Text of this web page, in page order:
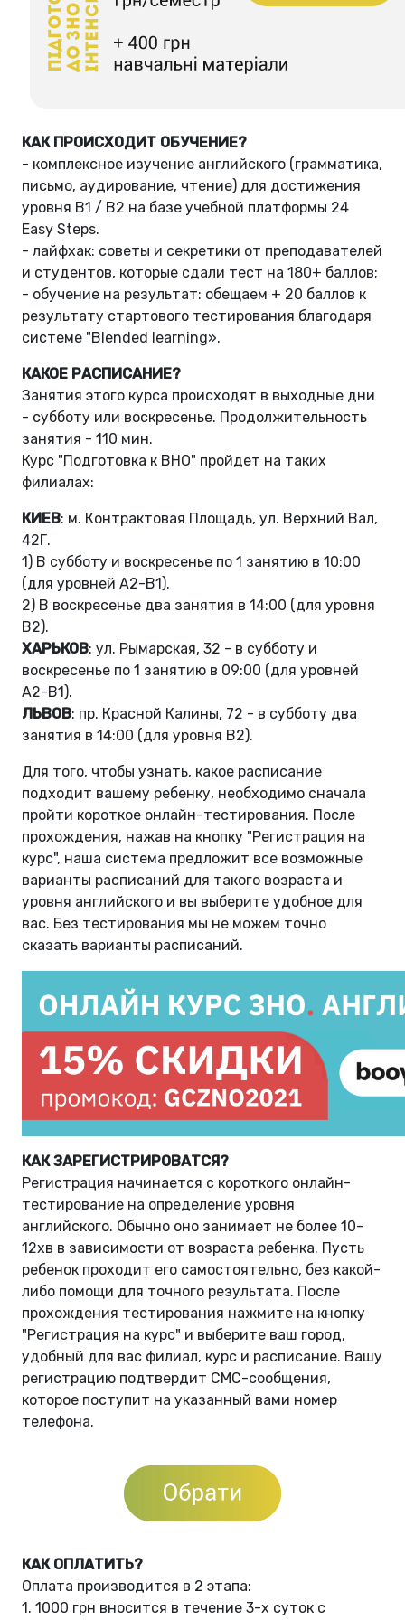
КАК ПРОИСХОДИТ ОБУЧЕНИЕ?
- комплексное изучение английского (грамматика,
письмо, аудирование, чтение) для достижения
уровня B1 / В2 на базе учебной платформы 24
Easy Steps.
- лайфхак: советы и секретики от преподавателей
и студентов, которые сдали тест на 180+ баллов;
- обучение на результат: обещаем + 20 баллов к
результату стартового тестирования благодаря
системе "Blended learning».
КАКОЕ РАСПИСАНИЕ?
Занятия этого курса происходят в выходные дни
- субботу или воскресенье. Продолжительность
занятия - 110 мин.
Курс "Подготовка к ВНО" пройдет на таких
филиалах:
КИЕВ: м. Контрактовая Площадь, ул. Верхний Вал,
42Г.
1) В субботу и воскресенье по 1 занятию в 10:00
(для уровней А2-B1).
2) В воскресенье два занятия в 14:00 (для уровня
B2).
ХАРЬКОВ: ул. Рымарская, 32 - в субботу и
воскресенье по 1 занятию в 09:00 (для уровней
A2-B1).
ЛЬВОВ: пр. Красной Калины, 72 - в субботу два
занятия в 14:00 (для уровня B2).
Для того, чтобы узнать, какое расписание
подходит вашему ребенку, необходимо сначала
пройти короткое онлайн-тестирования. После
прохождения, нажав на кнопку "Регистрация на
курс", наша система предложит все возможные
варианты расписаний для такого возраста и
уровня английского и вы выберите удобное для
вас. Без тестирования мы не можем точно
сказать варианты расписаний.
КАК ЗАРЕГИСТРИРОВАТСЯ?
Регистрация начинается с короткого онлайн-
тестирование на определение уровня
английского. Обычно оно занимает не более 10-
12хв в зависимости от возраста ребенка. Пусть
ребенок проходит его самостоятельно, без какой-
либо помощи для точного результата. После
прохождения тестирования нажмите на кнопку
"Регистрация на курс" и выберите ваш город,
удобный для вас филиал, курс и расписание. Вашу
регистрацию подтвердит СМС-сообщения,
которое поступит на указанный вами номер
телефона.
КАК ОПЛАТИТЬ?
Оплата производится в 2 этапа:
1. 1000 грн вносится в течение 3-х суток с